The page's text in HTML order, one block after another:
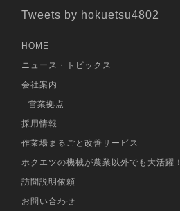
Tweets by hokuetsu4802
HOME
ニュース・トピックス
会社案内
営業拠点
採用情報
作業場まるごと改善サービス
ホクエツの機械が農業以外でも大活躍！
訪問説明依頼
お問い合わせ